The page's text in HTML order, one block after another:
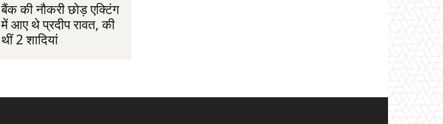
बैंक की नौकरी छोड़ एक्टिंग
में आए थे प्रदीप रावत, की
थीं 2 शादियां